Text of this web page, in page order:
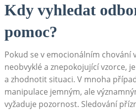
Kdy vyhledat
pomoc?
Pokud se v emocionálním chování
neobvyklé a znepokojující vzorce,
a zhodnotit situaci. V mnoha
manipulace jemným, ale
vyžaduje pozornost. Sledování